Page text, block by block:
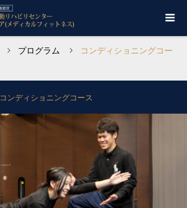
プログラム
コンディショニングコー
コンディショニングコース